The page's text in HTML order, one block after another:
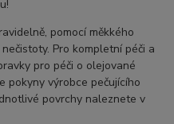
pomocí měkkého
Pro kompletní péči a
pro péči o olejované
pokyny výrobce pečujícího
povrchy naleznete v